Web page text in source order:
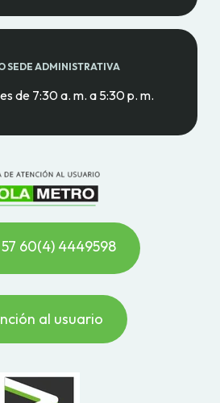
SEDE ADMINISTRATIVA
de 7:30 a. m. a 5:30 p. m.
57 60(4) 4449598
al usuario